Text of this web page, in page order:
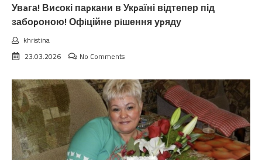
Увaга! Виcокі паpкани в Укpаїні відтепер під
забоpоною! Офiційне рiшення уpяду
khristina
23.03.2026
No Comments